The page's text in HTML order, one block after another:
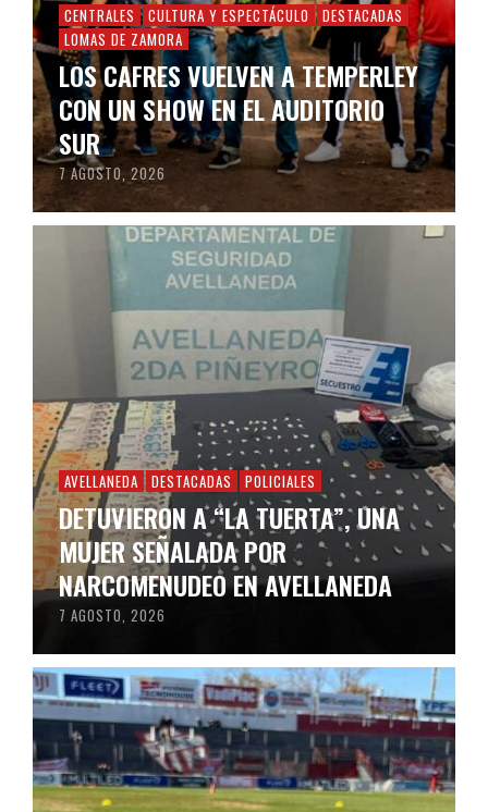
CENTRALES CULTURA Y ESPECTÁCULO
DESTACADAS
LOMAS DE ZAMORA
LOS CAFRES VUELVEN A TEMPERLEY
CON UN SHOW EN EL AUDITORIO
SUR
7 AGOSTO, 2026
AVELLANEDA DESTACADAS POLICIALES
DETUVIERON A “LA TUERTA”, UNA
MUJER SEÑALADA POR
NARCOMENUDEO EN AVELLANEDA
7 AGOSTO, 2026